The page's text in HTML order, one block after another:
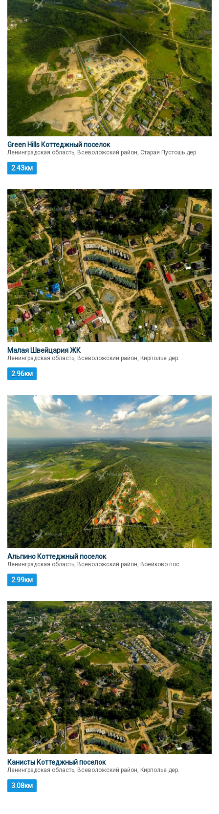
Green Hills Коттеджный поселок
Ленинградская область, Всеволожский район, Старая Пустошь дер.
2.43км
Малая Швейцария ЖК
Ленинградская область, Всеволожский район, Кирполье дер.
2.96км
Альпино Коттеджный поселок
Ленинградская область, Всеволожский район, Воейково пос.
2.99км
Канисты Коттеджный поселок
Ленинградская область, Всеволожский район, Кирполье дер.
3.08км